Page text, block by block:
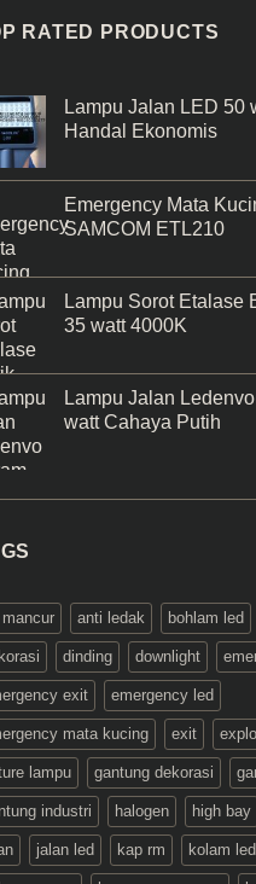
RATED PRODUCTS
Lampu Jalan LED 50
Handal Ekonomis
Emergency Mata
SAMCOM ETL210
Lampu Sorot Etalase
35 watt 4000K
Lampu Jalan
watt Cahaya Putih
anti ledak bohlam led
dinding downlight
exit emergency led
mata kucing exit
lampu gantung dekorasi
industri halogen high bay
jalan led kap rm kolam led